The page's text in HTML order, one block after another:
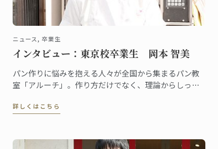
ニュース, 卒業生
インタビュー：東京校卒業生 岡本 智美
パン作りに悩みを抱える人々が全国から集まるパン教
室「アルーチ」。作り方だけでなく、理論からしっか
ッスンはいつも満席です。「アルーチ」を主宰する岡
詳しくはこちら